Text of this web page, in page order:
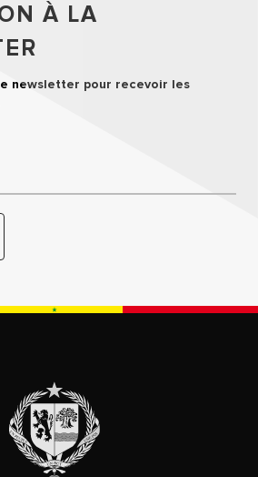
À LA
newsletter pour recevoir les